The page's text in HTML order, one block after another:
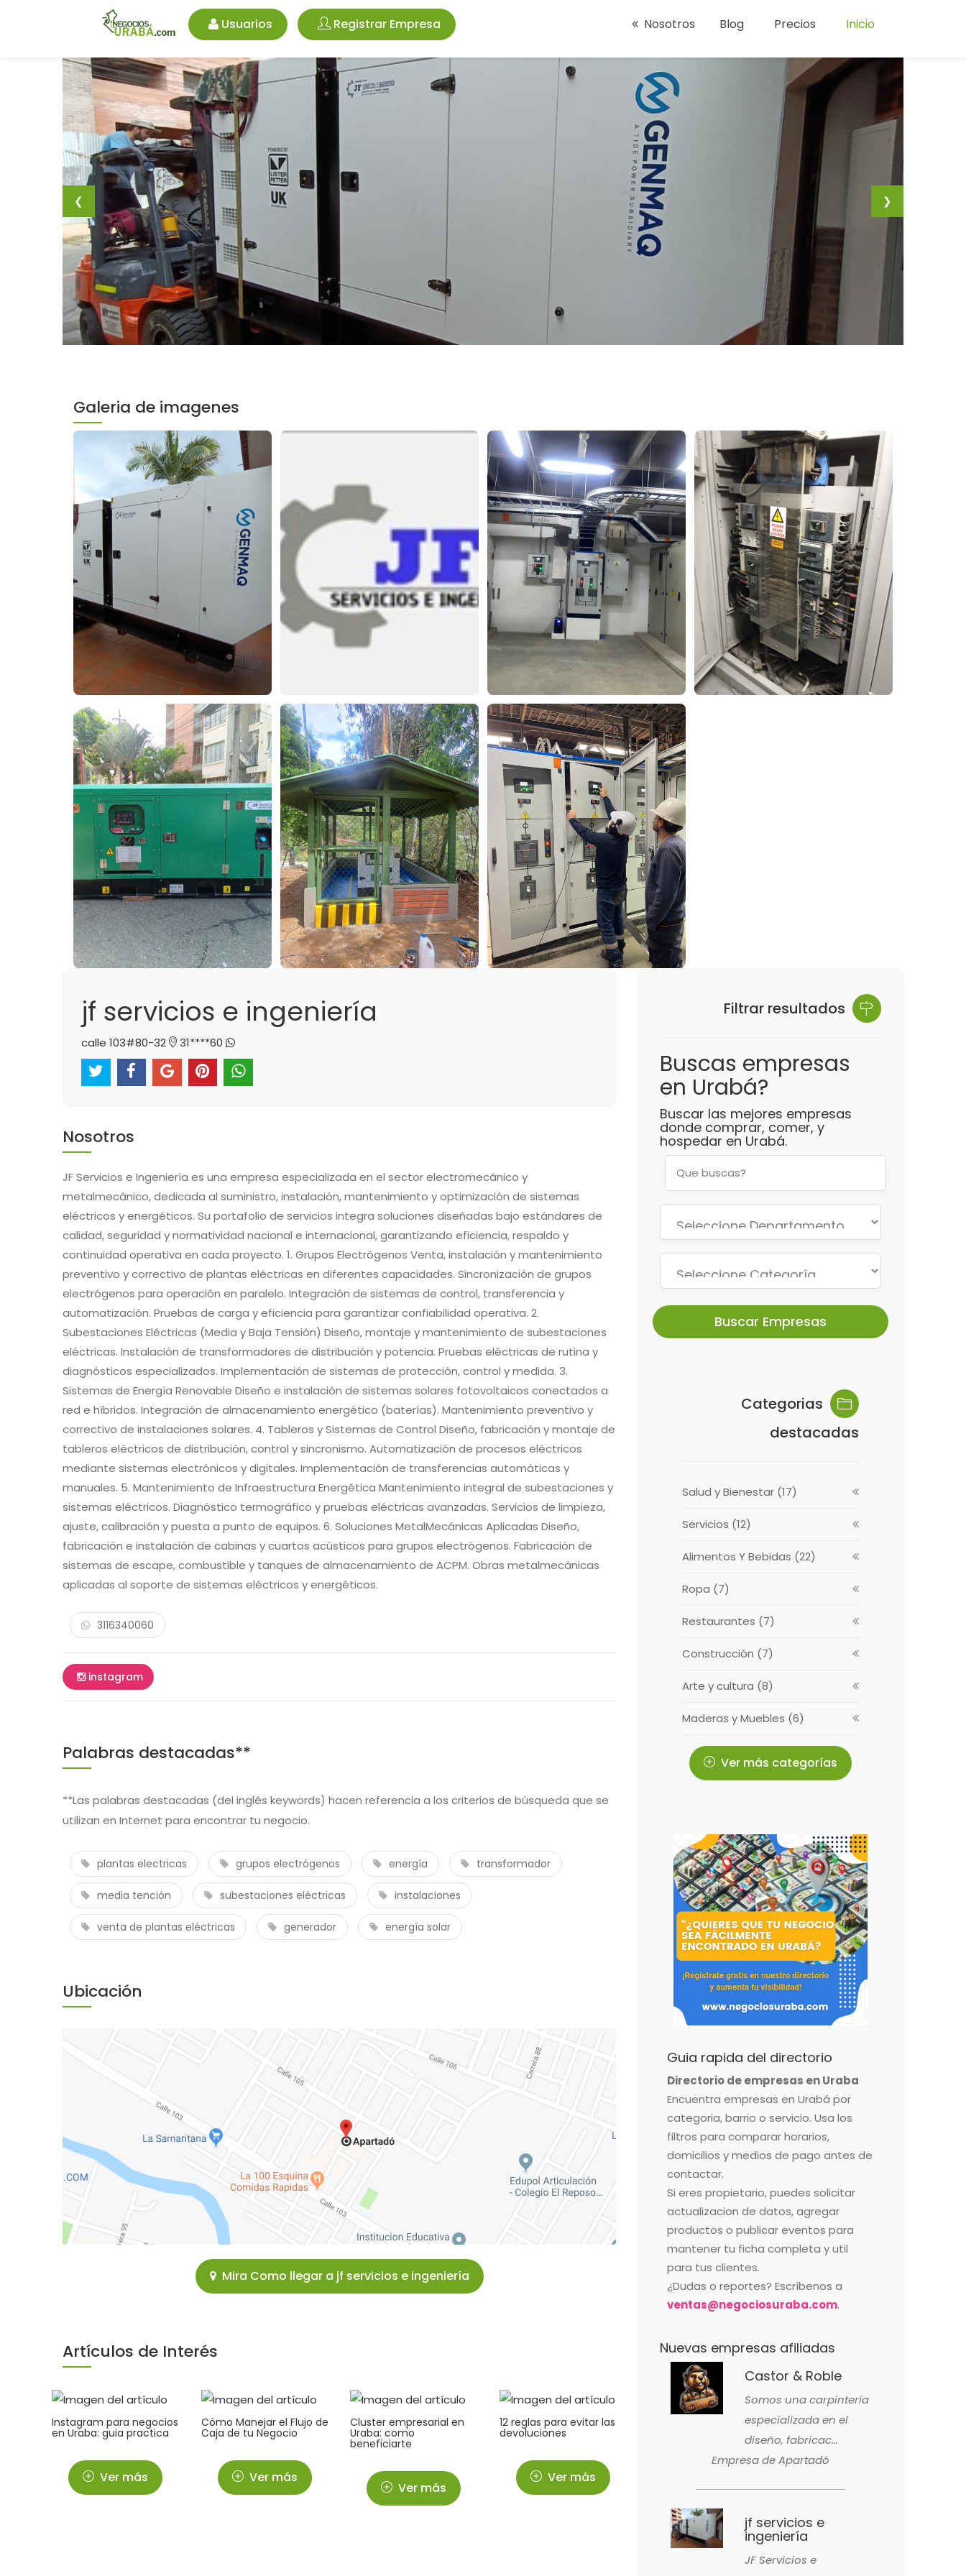
Inicio
Precios
Blog
Nosotros
Usuarios Registrar Empresa
❮ ❯
Galeria de imagenes
jf servicios e ingeniería
calle 103#80-32 31****60
Nosotros
JF Servicios e Ingeniería es una empresa especializada en el sector electromecánico y
metalmecánico, dedicada al suministro, instalación, mantenimiento y optimización de sistemas
eléctricos y energéticos. Su portafolio de servicios integra soluciones diseñadas bajo estándares de
calidad, seguridad y normatividad nacional e internacional, garantizando eficiencia, respaldo y
continuidad operativa en cada proyecto. 1. Grupos Electrógenos Venta, instalación y mantenimiento
preventivo y correctivo de plantas eléctricas en diferentes capacidades. Sincronización de grupos
electrógenos para operación en paralelo. Integración de sistemas de control, transferencia y
automatización. Pruebas de carga y eficiencia para garantizar confiabilidad operativa. 2.
Subestaciones Eléctricas (Media y Baja Tensión) Diseño, montaje y mantenimiento de subestaciones
eléctricas. Instalación de transformadores de distribución y potencia. Pruebas eléctricas de rutina y
diagnósticos especializados. Implementación de sistemas de protección, control y medida. 3.
Sistemas de Energía Renovable Diseño e instalación de sistemas solares fotovoltaicos conectados a
red e híbridos. Integración de almacenamiento energético (baterías). Mantenimiento preventivo y
correctivo de instalaciones solares. 4. Tableros y Sistemas de Control Diseño, fabricación y montaje de
tableros eléctricos de distribución, control y sincronismo. Automatización de procesos eléctricos
mediante sistemas electrónicos y digitales. Implementación de transferencias automáticas y
manuales. 5. Mantenimiento de Infraestructura Energética Mantenimiento integral de subestaciones y
sistemas eléctricos. Diagnóstico termográfico y pruebas eléctricas avanzadas. Servicios de limpieza,
ajuste, calibración y puesta a punto de equipos. 6. Soluciones MetalMecánicas Aplicadas Diseño,
fabricación e instalación de cabinas y cuartos acústicos para grupos electrógenos. Fabricación de
sistemas de escape, combustible y tanques de almacenamiento de ACPM. Obras metalmecánicas
aplicadas al soporte de sistemas eléctricos y energéticos.
3116340060
instagram
Palabras destacadas**
**Las palabras destacadas (del inglés keywords) hacen referencia a los criterios de búsqueda que se
utilizan en Internet para encontrar tu negocio.
plantas electricas grupos electrógenos energía transformador
media tención subestaciones eléctricas instalaciones
venta de plantas eléctricas generador energía solar
Ubicación
Mira Como llegar a jf servicios e ingeniería
Artículos de Interés
Instagram para negocios
en Uraba: guia practica
Ver más
Cómo Manejar el Flujo de
Caja de tu Negocio
Ver más
Cluster empresarial en
Uraba: como
beneficiarte
Ver más
12 reglas para evitar las
devoluciones
Ver más
Filtrar resultados
Buscas empresas
en Urabá?
Buscar las mejores empresas
donde comprar, comer, y
hospedar en Urabá.
Buscar Empresas
Categorias
destacadas
Salud y Bienestar (17)
Servicios (12)
Alimentos Y Bebidas (22)
Ropa (7)
Restaurantes (7)
Construcción (7)
Arte y cultura (8)
Maderas y Muebles (6)
Ver más categorías
Guia rapida del directorio
Directorio de empresas en Uraba
Encuentra empresas en Urabá por
categoria, barrio o servicio. Usa los
filtros para comparar horarios,
domicilios y medios de pago antes de
contactar.
Si eres propietario, puedes solicitar
actualizacion de datos, agregar
productos o publicar eventos para
mantener tu ficha completa y util
para tus clientes.
¿Dudas o reportes? Escríbenos a
ventas@negociosuraba.com.
Nuevas empresas afiliadas
Castor & Roble
Somos una carpintería
especializada en el
diseño, fabricac...
Empresa de Apartadó
jf servicios e
ingeniería
JF Servicios e